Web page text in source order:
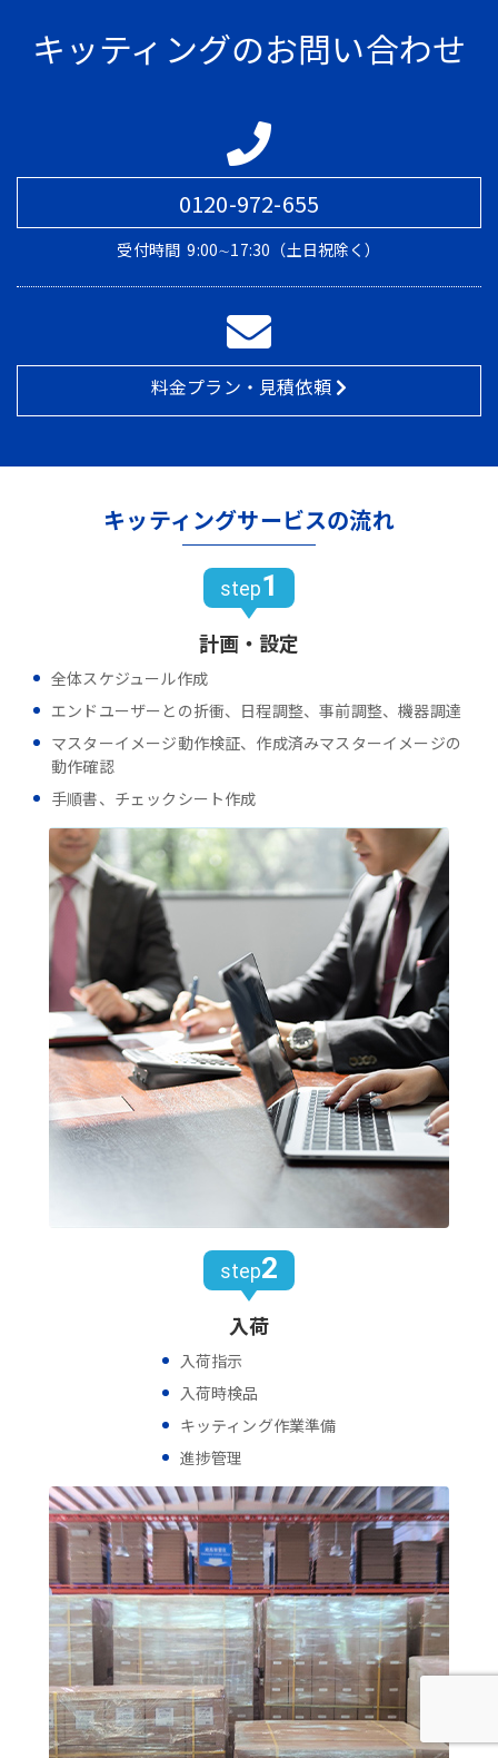
キッティングのお問い合わせ
0120-972-655
受付時間 9:00∼17:30（土日祝除く）
料金プラン・見積依頼
キッティングサービスの流れ
step1
計画・設定
全体スケジュール作成
エンドユーザーとの折衝、日程調整、事前調整、機器調達
マスターイメージ動作検証、作成済みマスターイメージの
動作確認
手順書、チェックシート作成
step2
入荷
入荷指示
入荷時検品
キッティング作業準備
進捗管理